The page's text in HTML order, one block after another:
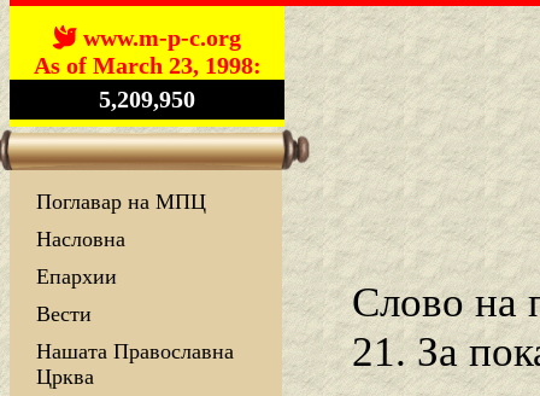
www.m-p-c.org
As of March 23, 1998:
5,209,950
Поглавар на МПЦ
Насловна
Епархии
Вести
Нашата Православна
Црква
Слово на
21. За